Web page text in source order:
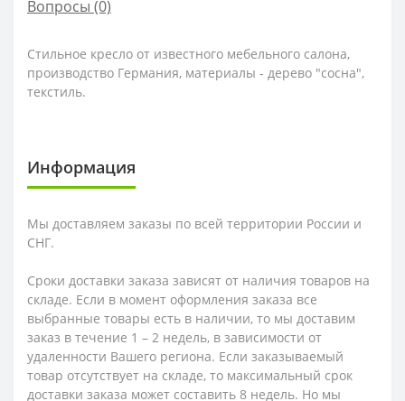
Вопросы (0)
Стильное кресло от известного мебельного салона,
производство Германия, материалы - дерево "сосна",
текстиль.
Информация
Мы доставляем заказы по всей территории России и
СНГ.
Сроки доставки заказа зависят от наличия товаров на
складе. Если в момент оформления заказа все
выбранные товары есть в наличии, то мы доставим
заказ в течение 1 – 2 недель, в зависимости от
удаленности Вашего региона. Если заказываемый
товар отсутствует на складе, то максимальный срок
доставки заказа может составить 8 недель. Но мы